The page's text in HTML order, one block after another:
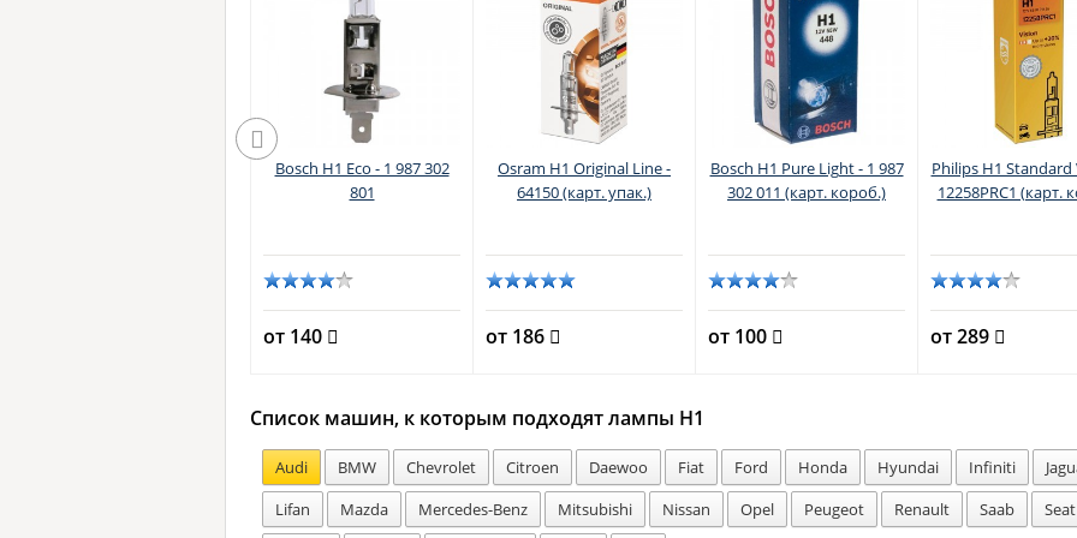
Bosch H1 Eco - 1 987 302
801
от 140
Osram H1 Original Line -
64150 (карт. упак.)
от 186
Bosch H1 Pure Light - 1 987
302 011 (карт. короб.)
от 100
Philips H1 Standard
12258PRC1 (карт.
от 289
Список машин, к которым подходят лампы H1
Audi BMW Chevrolet Citroen Daewoo Fiat Ford Honda Hyundai Infiniti
Lifan
Mazda Mercedes-Benz Mitsubishi Nissan Opel Peugeot Renault Saab Seat